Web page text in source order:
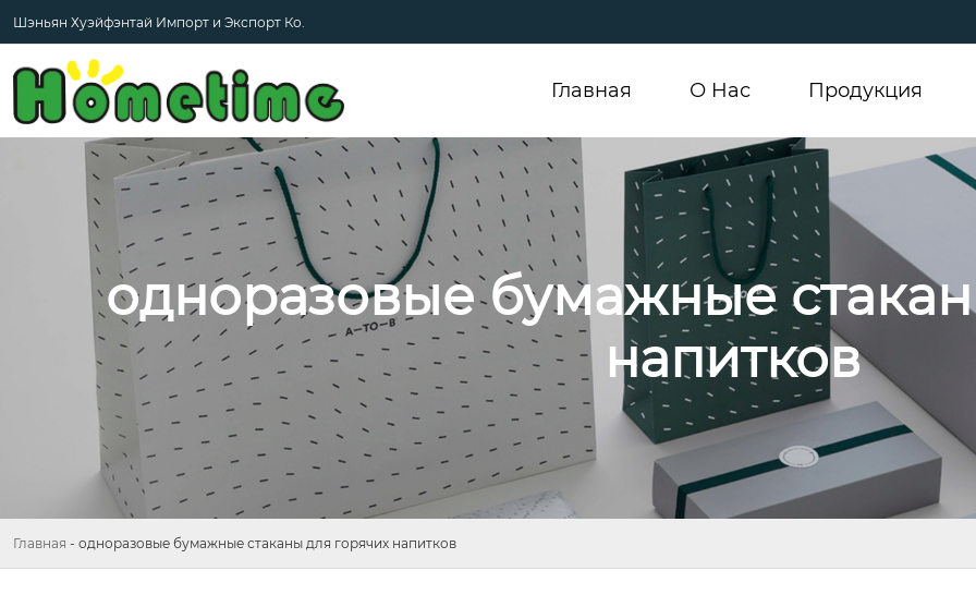
Шэньян Хуэйфэнтай Импорт и Экспорт Ко.
Главная О Hас Продукция
одноразовые бумажные
напитков
Главная - одноразовые бумажные стаканы для горячих напитков